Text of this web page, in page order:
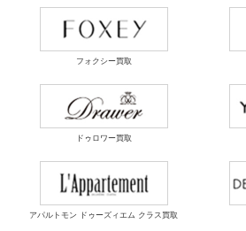
フォクシー買取
ドゥロワー買取
アパルトモン ドゥーズィエム クラス買取